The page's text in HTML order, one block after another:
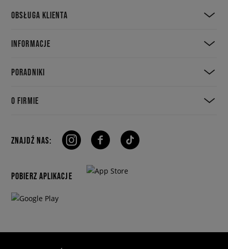
OBSŁUGA KLIENTA
INFORMACJE
PORADNIKI
O FIRMIE
ZNAJDŹ NAS:
POBIERZ APLIKACJE